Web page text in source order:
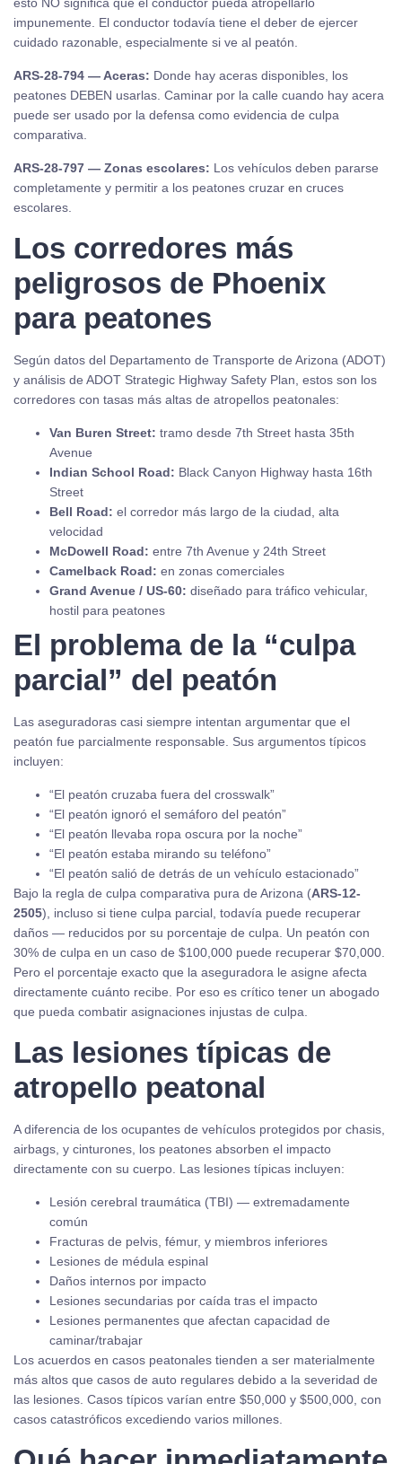
impunemente. El conductor todavía tiene el deber de ejercer
cuidado razonable, especialmente si ve al peatón.
ARS-28-794 — Aceras: Donde hay aceras disponibles, los
peatones DEBEN usarlas. Caminar por la calle cuando hay acera
puede ser usado por la defensa como evidencia de culpa
comparativa.
ARS-28-797 — Zonas escolares: Los vehículos deben pararse
completamente y permitir a los peatones cruzar en cruces
escolares.
Los corredores más
peligrosos de Phoenix
para peatones
Según datos del Departamento de Transporte de Arizona (ADOT)
y análisis de ADOT Strategic Highway Safety Plan, estos son los
corredores con tasas más altas de atropellos peatonales:
Van Buren Street: tramo desde 7th Street hasta 35th
Avenue
Indian School Road: Black Canyon Highway hasta 16th
Street
Bell Road: el corredor más largo de la ciudad, alta
velocidad
McDowell Road: entre 7th Avenue y 24th Street
Camelback Road: en zonas comerciales
Grand Avenue / US-60: diseñado para tráfico vehicular,
hostil para peatones
El problema de la “culpa
parcial” del peatón
Las aseguradoras casi siempre intentan argumentar que el
peatón fue parcialmente responsable. Sus argumentos típicos
incluyen:
“El peatón cruzaba fuera del crosswalk”
“El peatón ignoró el semáforo del peatón”
“El peatón llevaba ropa oscura por la noche”
“El peatón estaba mirando su teléfono”
“El peatón salió de detrás de un vehículo estacionado”
Bajo la regla de culpa comparativa pura de Arizona (ARS-12-
2505), incluso si tiene culpa parcial, todavía puede recuperar
daños — reducidos por su porcentaje de culpa. Un peatón con
30% de culpa en un caso de $100,000 puede recuperar $70,000.
Pero el porcentaje exacto que la aseguradora le asigne afecta
directamente cuánto recibe. Por eso es crítico tener un abogado
que pueda combatir asignaciones injustas de culpa.
Las lesiones típicas de
atropello peatonal
A diferencia de los ocupantes de vehículos protegidos por chasis,
airbags, y cinturones, los peatones absorben el impacto
directamente con su cuerpo. Las lesiones típicas incluyen:
Lesión cerebral traumática (TBI) — extremadamente
común
Fracturas de pelvis, fémur, y miembros inferiores
Lesiones de médula espinal
Daños internos por impacto
Lesiones secundarias por caída tras el impacto
Lesiones permanentes que afectan capacidad de
caminar/trabajar
Los acuerdos en casos peatonales tienden a ser materialmente
más altos que casos de auto regulares debido a la severidad de
las lesiones. Casos típicos varían entre $50,000 y $500,000, con
casos catastróficos excediendo varios millones.